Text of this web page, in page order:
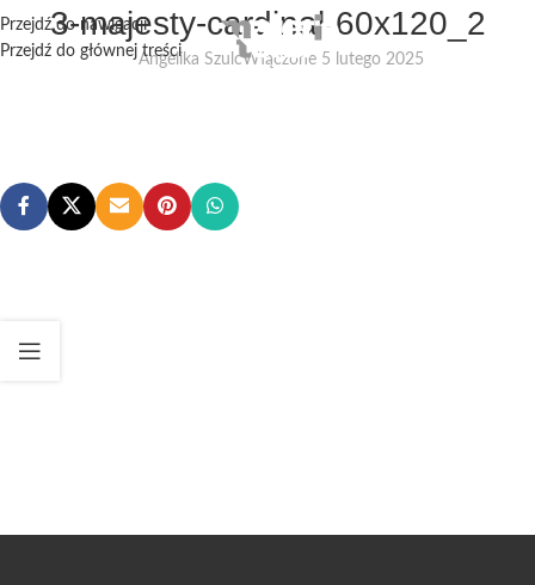
Przejdź do nawigacji
Przejdź do głównej treści
3-majesty-cardinal-60x120_2
Angelika SzulcWłączone 5 lutego 2025